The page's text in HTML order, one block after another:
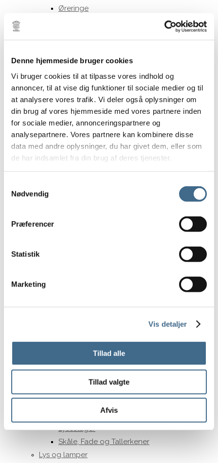
Denne hjemmeside bruger cookies
Vi bruger cookies til at tilpasse vores indhold og
annoncer, til at vise dig funktioner til sociale medier og til
at analysere vores trafik. Vi deler også oplysninger om
din brug af vores hjemmeside med vores partnere inden
for sociale medier, annonceringspartnere og
analysepartnere. Vores partnere kan kombinere disse
data med andre oplysninger, du har givet dem, eller som
de har indsamlet fra din brug af deres tjenester.
Nødvendig
Præferencer
Statistik
Marketing
Vis detaljer
Tillad alle
Tillad valgte
Afvis
Øreringe
Strømper og sokker
Huer, vanter og halstørklæder
Tørklæder
By Stær
Habiba Bandana
Mind of Line
Bolig
Diverse boligtilbehør
Keramik
Kander
Julie Damhus
Tekstkopper
Toto kopper
Andre kopper
Lysestager
Skåle, Fade og Tallerkener
Lys og lamper